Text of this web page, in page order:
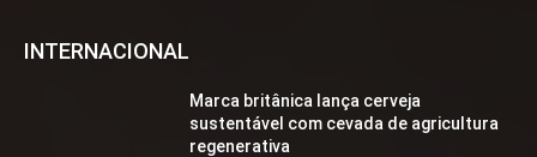
INTERNACIONAL
Marca britânica lança cerveja
sustentável com cevada de agricultura
regenerativa